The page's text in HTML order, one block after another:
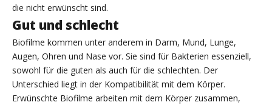
die nicht erwünscht sind.
Gut und schlecht
Biofilme kommen unter anderem in Darm, Mund, Lunge,
Augen, Ohren und Nase vor. Sie sind für Bakterien essenziell,
sowohl für die guten als auch für die schlechten. Der
Unterschied liegt in der Kompatibilität mit dem Körper.
Erwünschte Biofilme arbeiten mit dem Körper zusammen,